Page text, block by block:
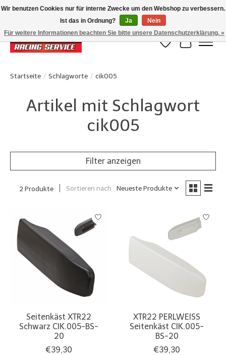
Klanten beoordelen ons met een 4,8/5 op Google reviews
Wunschzettel
Ihr
Startseite / Schlagworte / cik005
Artikel mit Schlagwort
cik005
Filter anzeigen
2 Produkte Sortieren nach Neueste Produkte
Seitenkäst XTR22
Schwarz CIK.005-BS-
20
€39,30
XTR22 PERLWEISS
Seitenkäst CIK.005-
BS-20
€39,30
Wir benutzen Cookies nur für interne Zwecke um den Webshop zu verbessern.
Ist das in Ordnung?
Ja
Nein
Für weitere Informationen beachten Sie bitte unsere Datenschutzerklärung. »